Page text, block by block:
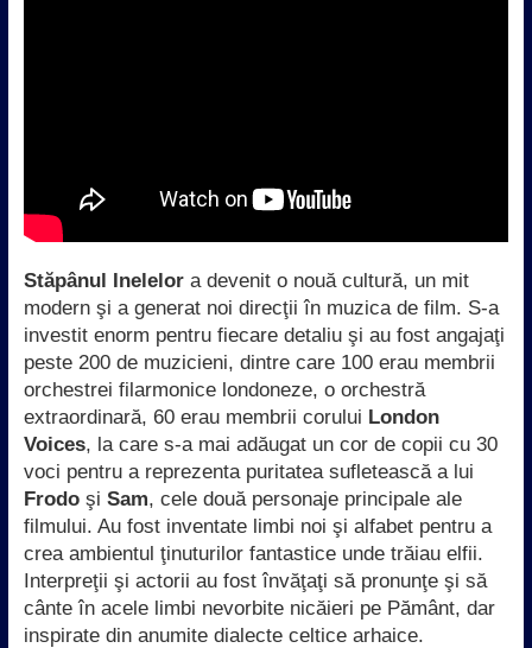
Stăpânul Inelelora devenit o nouă cultură, un mit
modern şi a generat noi direcţii în muzica de film. S-a
investit enorm pentru fiecare detaliu şi au fost angajaţi
peste 200 de muzicieni, dintre care 100 erau membrii
orchestrei filarmonice londoneze, o orchestră
extraordinară, 60 erau membrii corului London
Voices, la care s-a mai adăugat un cor de copii cu 30
voci pentru a reprezenta puritatea sufletească a lui
Frodoşi Sam, cele două personaje principale ale
filmului. Au fost inventate limbi noi şi alfabet pentru a
crea ambientul ţinuturilor fantastice unde trăiau elfii.
Interpreţii şi actorii au fost învăţaţi să pronunţe şi să
cânte în acele limbi nevorbite nicăieri pe Pământ, dar
inspirate din anumite dialecte celtice arhaice.